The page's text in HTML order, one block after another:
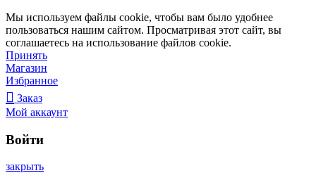
Мы используем файлы cookie, чтобы вам было удобнее
пользоваться нашим сайтом. Просматривая этот сайт, вы
соглашаетесь на использование файлов cookie.
Принять
Магазин
Избранное
Заказ
Мой аккаунт
Войти
закрыть